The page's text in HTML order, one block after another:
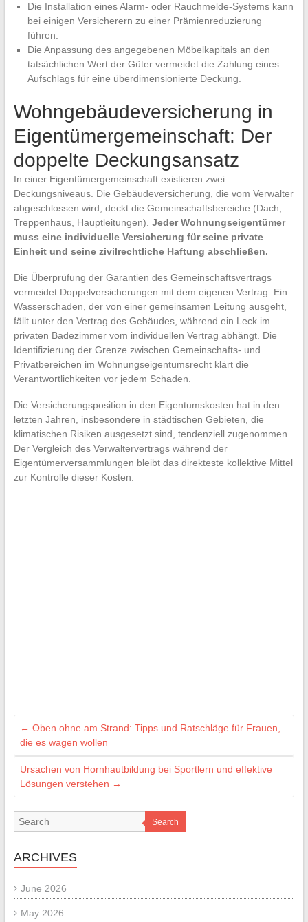
Die Installation eines Alarm- oder Rauchmelde-Systems kann
bei einigen Versicherern zu einer Prämienreduzierung
führen.
Die Anpassung des angegebenen Möbelkapitals an den
tatsächlichen Wert der Güter vermeidet die Zahlung eines
Aufschlags für eine überdimensionierte Deckung.
Wohngebäudeversicherung in
Eigentümergemeinschaft: Der
doppelte Deckungsansatz
In einer Eigentümergemeinschaft existieren zwei
Deckungsniveaus. Die Gebäudeversicherung, die vom Verwalter
abgeschlossen wird, deckt die Gemeinschaftsbereiche (Dach,
Treppenhaus, Hauptleitungen). Jeder Wohnungseigentümer
muss eine individuelle Versicherung für seine private
Einheit und seine zivilrechtliche Haftung abschließen.
Die Überprüfung der Garantien des Gemeinschaftsvertrags
vermeidet Doppelversicherungen mit dem eigenen Vertrag. Ein
Wasserschaden, der von einer gemeinsamen Leitung ausgeht,
fällt unter den Vertrag des Gebäudes, während ein Leck im
privaten Badezimmer vom individuellen Vertrag abhängt. Die
Identifizierung der Grenze zwischen Gemeinschafts- und
Privatbereichen im Wohnungseigentumsrecht klärt die
Verantwortlichkeiten vor jedem Schaden.
Die Versicherungsposition in den Eigentumskosten hat in den
letzten Jahren, insbesondere in städtischen Gebieten, die
klimatischen Risiken ausgesetzt sind, tendenziell zugenommen.
Der Vergleich des Verwaltervertrags während der
Eigentümerversammlungen bleibt das direkteste kollektive Mittel
zur Kontrolle dieser Kosten.
← Oben ohne am Strand: Tipps und Ratschläge für Frauen,
die es wagen wollen
Ursachen von Hornhautbildung bei Sportlern und effektive
Lösungen verstehen →
Search
ARCHIVES
June 2026
May 2026